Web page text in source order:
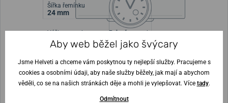
Šířka řemínku
24 mm
Výška pouzdra
13 mm
Průměr pouzdra
45 mm
Nejste si jisti velikostí?
Vytisknout vzory velikostí
Aby web běžel jako švýcary
Jsme Helveti a chceme vám poskytnou ty nejlepší služby. Pracujeme s
cookies a osobními údaji, aby naše služby běžely, jak mají a abychom
věděli, co se na našich stránkách děje a mohli je vylepšovat. Více tady.
Odmítnout